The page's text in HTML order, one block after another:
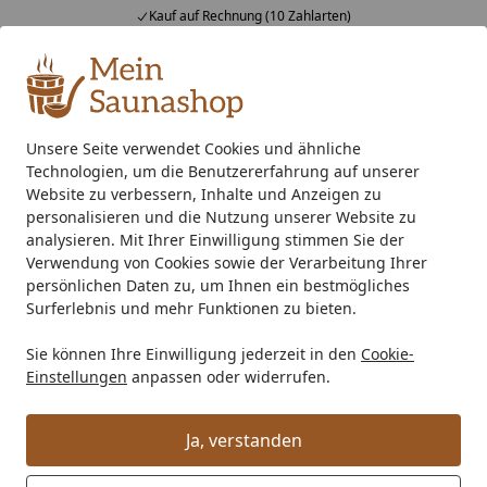
Unsere Seite verwendet Cookies und ähnliche
Technologien, um die Benutzererfahrung auf unserer
Website zu verbessern, Inhalte und Anzeigen zu
personalisieren und die Nutzung unserer Website zu
analysieren. Mit Ihrer Einwilligung stimmen Sie der
Verwendung von Cookies sowie der Verarbeitung Ihrer
persönlichen Daten zu, um Ihnen ein bestmögliches
Surferlebnis und mehr Funktionen zu bieten.
Sie können Ihre Einwilligung jederzeit in den Cookie-
Einstellungen anpassen oder widerrufen.
Ja, verstanden
Kauf auf Rechnung (10 Zahlarten)
Alle Produkte
Mein Konto
Suchen
Startseite
Infrarotkabine Infrarotkabine Infraworld Infrarotkabine
Infraworld Infrarotkabine TrioSol
Natura 120 inkl. 5-teiligem gratis
Zubehörset